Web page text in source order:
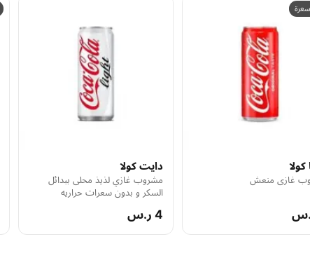
كولا
غازي منعش
دايت كولا
مشروب غازي لذيذ محلى ببدائل
السكر و بدون سعرات حراريه
4 ر.س